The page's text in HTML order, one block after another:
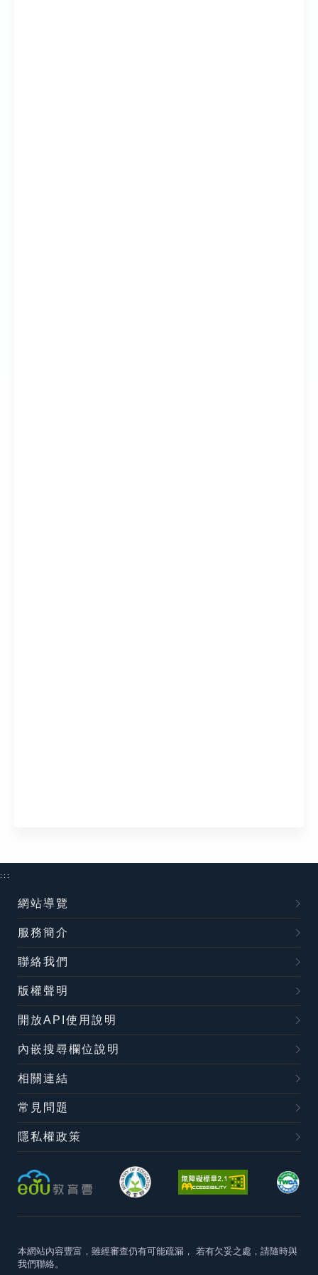
:::
網站導覽
服務簡介
聯絡我們
版權聲明
開放API使用說明
內嵌搜尋欄位說明
相關連結
常見問題
隱私權政策
本網站內容豐富，雖經審查仍有可能疏漏， 若有欠妥之處，請隨時與
我們聯絡。